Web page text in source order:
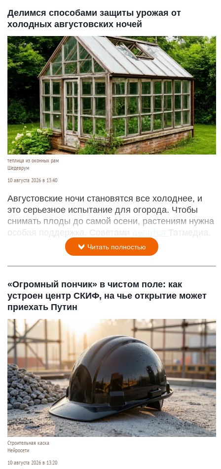
Делимся способами защиты урожая от
холодных августовских ночей
теплица из оконных рам
Шедеврум
10 августа 2026 в 13:40
Августовские ночи становятся все холоднее, и
это серьезное испытание для огорода. Чтобы
снимать плоды до самой осени, растениям нужна
особая поддержка. Советами
Татмедиа.
Читать полностью
«Огромный пончик» в чистом поле: как
устроен центр СКИФ, на чье открытие может
приехать Путин
Строительная каска
Нейросети
10 августа 2026 в 13:20